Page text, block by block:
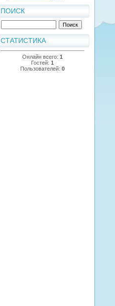
ПОИСК
СТАТИСТИКА
Онлайн всего: 1
Гостей: 1
Пользователей: 0